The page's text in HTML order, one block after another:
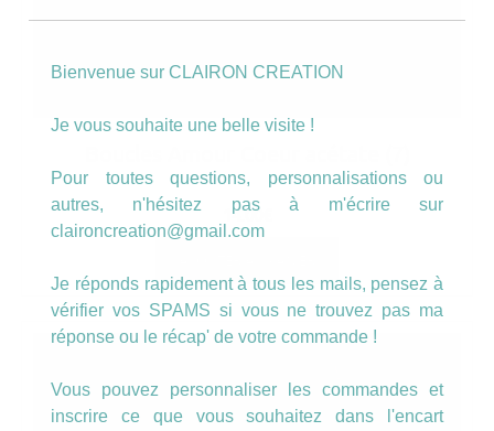
14.00
Bienvenue sur CLAIRON CREATION
Je vous souhaite une belle visite !
Pour toutes questions, personnalisations ou
autres, n'hésitez pas à m'écrire sur
claironcreation@gmail.com
Je réponds rapidement à tous les mails, pensez à
vérifier vos SPAMS si vous ne trouvez pas ma
réponse ou le récap' de votre commande !
Vous pouvez personnaliser les commandes et
inscrire ce que vous souhaitez dans l'encart